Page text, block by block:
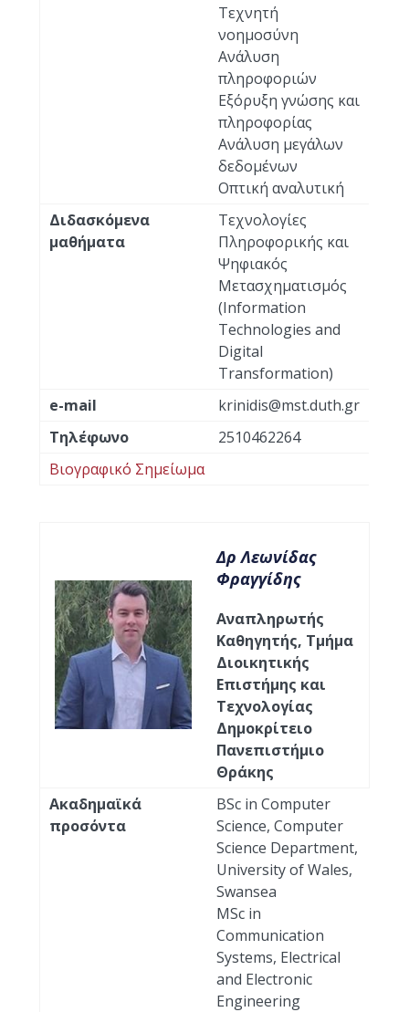
Τεχνητή
νοημοσύνη
Ανάλυση
πληροφοριών
Εξόρυξη γνώσης και
πληροφορίας
Ανάλυση μεγάλων
δεδομένων
Οπτική αναλυτική
Διδασκόμενα
μαθήματα
Τεχνολογίες
Πληροφορικής και
Ψηφιακός
Μετασχηματισμός
(Information
Technologies and
Digital
Transformation)
e-mail
krinidis@mst.duth.gr
Τηλέφωνο
2510462264
Βιογραφικό Σημείωμα
Δρ Λεωνίδας
Φραγγίδης
Αναπληρωτής
Καθηγητής, Τμήμα
Διοικητικής
Επιστήμης και
Τεχνολογίας
Δημοκρίτειο
Πανεπιστήμιο
Θράκης
Ακαδημαϊκά
προσόντα
BSc in Computer
Science, Computer
Science Department,
University of Wales,
Swansea
MSc in
Communication
Systems, Electrical
and Electronic
Engineering